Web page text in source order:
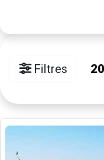
Filtres